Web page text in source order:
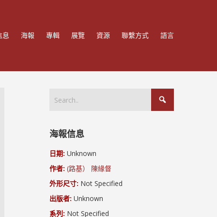
息 海報 專輯 展覽 資源 聯繫方式 語言
海報信息
日期: Unknown
作者: (路基） 陳緣督
外形尺寸: Not Specified
出版者: Unknown
系列: Not Specified